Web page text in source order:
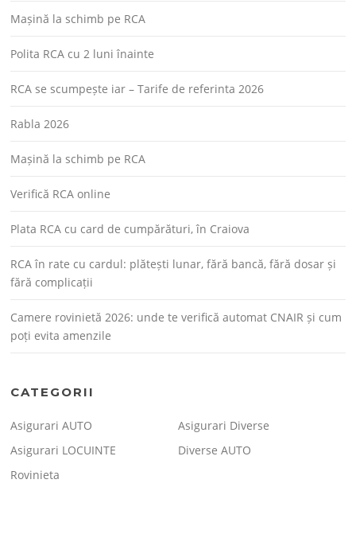
Mașină la schimb pe RCA
Polita RCA cu 2 luni înainte
RCA se scumpește iar – Tarife de referinta 2026
Rabla 2026
Mașină la schimb pe RCA
Verifică RCA online
Plata RCA cu card de cumpărături, în Craiova
RCA în rate cu cardul: plătești lunar, fără bancă, fără dosar și
fără complicații
Camere rovinietă 2026: unde te verifică automat CNAIR și cum
poți evita amenzile
CATEGORII
Asigurari AUTO
Asigurari Diverse
Asigurari LOCUINTE
Diverse AUTO
Rovinieta